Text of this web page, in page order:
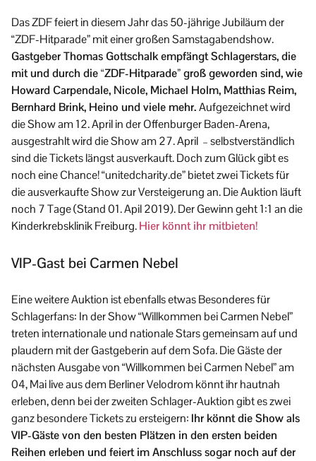
Das ZDF feiert in diesem Jahr das 50-jährige Jubiläum der
“ZDF-Hitparade” mit einer großen Samstagabendshow.
Gastgeber Thomas Gottschalk empfängt Schlagerstars, die
mit und durch die “ZDF-Hitparade” groß geworden sind, wie
Howard Carpendale, Nicole, Michael Holm, Matthias Reim,
Bernhard Brink, Heino und viele mehr.Aufgezeichnet wird
die Show am 12. April in der Offenburger Baden-Arena,
ausgestrahlt wird die Show am 27. April – selbstverständlich
sind die Tickets längst ausverkauft. Doch zum Glück gibt es
noch eine Chance! “unitedcharity.de” bietet zwei Tickets für
die ausverkaufte Show zur Versteigerung an. Die Auktion läuft
noch 7 Tage (Stand 01. Apil 2019). Der Gewinn geht 1:1 an die
Kinderkrebsklinik Freiburg.Hier könnt ihr mitbieten!
VIP-Gast bei Carmen Nebel
Eine weitere Auktion ist ebenfalls etwas Besonderes für
Schlagerfans: In der Show “Willkommen bei Carmen Nebel”
treten internationale und nationale Stars gemeinsam auf und
plaudern mit der Gastgeberin auf dem Sofa. Die Gäste der
nächsten Ausgabe von “Willkommen bei Carmen Nebel” am
04, Mai live aus dem Berliner Velodrom könnt ihr hautnah
erleben, denn bei der zweiten Schlager-Auktion gibt es zwei
ganz besondere Tickets zu ersteigern: Ihr könnt die Show als
VIP-Gäste von den besten Plätzen in den ersten beiden
Reihen erleben und feiert im Anschluss sogar noch auf der